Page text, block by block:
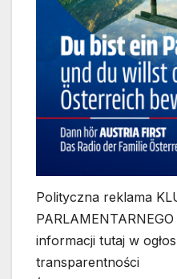
Polityczna reklama
informacji tutaj w
transparentności